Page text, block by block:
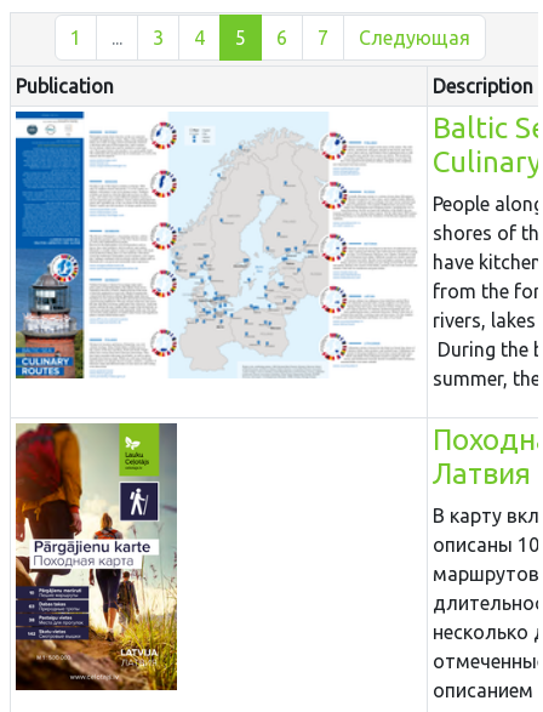
1 ... 3 4 5 6 7 Следующая
Publication Description
Baltic
People
shores of
have
from the
rivers, lakes
During the
summer,
Латвия
В карту
описаны
маршрутов,
несколько
описанием